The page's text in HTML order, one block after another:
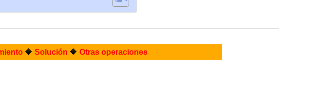
🔷 Solución 🔷 Otras operaciones